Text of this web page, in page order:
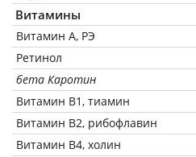
Витамины
Витамин А, РЭ
Ретинол
бета Каротин
Витамин В1, тиамин
Витамин В2, рибофлавин
Витамин В4, холин